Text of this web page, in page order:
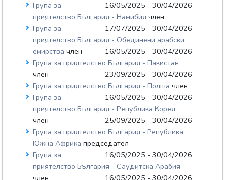
16/05/2025 - 30/04/2026
Група за
приятелство България - Намибиячлен
17/07/2025 - 30/04/2026
Група за
приятелство България - Обединени арабски
емирствачлен
16/05/2025 - 30/04/2026
Група за приятелство България - Пакистан
член
23/09/2025 - 30/04/2026
Група за приятелство България - Полшачлен
16/05/2025 - 30/04/2026
Група за
приятелство България - Република Корея
член
25/09/2025 - 30/04/2026
Група за приятелство България - Република
Южна Африкапредседател
16/05/2025 - 30/04/2026
Група за
приятелство България - Саудитска Арабия